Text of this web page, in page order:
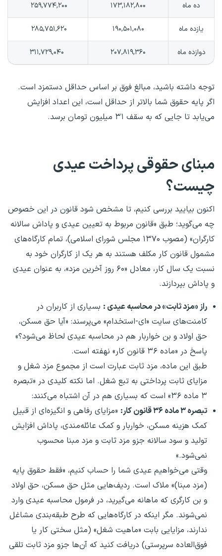
ده ماه ۱۷۳,۱۸۲,۸۰۰ ۲۵۹,۷۷۴,۲۰۰
یازده ماه ۱۹۰,۵۰۱,۰۸۰ ۲۸۵,۷۵۱,۶۲۰
دوازده ماه ۲۰۷,۸۱۹,۳۶۰
توجه داشته باشید، مبالغ فوق بر اساس حداقل دستمزد است.
اگر پایه حقوق شما بالاتر از حداقل است، این اعداد افزایش
می‌یابد تا جایی که به سقف ۳۱ میلیون تومان برسد.
مبنای حقوقی پرداخت عیدی
چیست؟
اکنون بیایید بررسی کنیم، تا مشخص شود قانون در این خصوص
چه می‌گوید؛ طبق «قانون مربوط به تعیین عیدی و پاداش سالانه
کارگران» (مصوب ۱۳۷۰ مجلس شورای اسلامی)، تمام کارگاه‌های
مشمول قانون کار مکلف هستند به هر یک از کارگران خود به
نسبت یک سال کار، معادل «۶۰ روز آخرین مزد»، به عنوان عیدی
و پاداش بپردازند.
راز «مزد ثابت» در محاسبه عیدی : بسیاری از کاربران در
کامنت‌های سایت «ای‌-استخدام» می‌پرسند: «آیا حق مسکن،
حق اولاد و بن خواربار هم در محاسبه عیدی لحاظ می‌شود؟»
پاسخ در «ماده ۳۶ قانون کار» نهفته است.
طبق این ماده، مزد ثابت عبارت است از مجموع مزد شغل و
مزایای ثابت پرداختی به تبع شغل. اما نکته کلیدی در «تبصره
۳ ماده ۳۶» است که بسیاری هم در آن اشتباه می‌کنند:
تبصره ۳ ماده ۳۶ قانون کار:
«مزایای رفاهی و انگیزه‌ای از قبیل
کمک هزینه مسکن، خواربار و کمک عائله‌مندی، پاداش افزایش
تولید و سود سالانه جزو مزد ثابت و مزد مبنا محسوب
نمی‌شود.»
وقتی می‌خواهیم عیدی شما را حساب کنیم، «فقط حقوق پایه
(مزد مبنا)» ملاک است. ردیف‌هایی مثل حق مسکن، حق اولاد
و بن کارگری که ماهانه می‌گیرید، در فرمول محاسبه عیدی وارد
نمی‌شوند. مگر اینکه در کارگاه‌هایی که طرح طبقه‌بندی مشاغل
ندارند، مزایایی بابت «ماهیت شغل» (مثل سختی کار یا
فوق‌العاده سرپرستی) دریافت کنید که آن‌ها جزو مزد ثابت تلقی